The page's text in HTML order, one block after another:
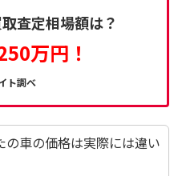
査定相場額は？
万円！
ト調べ
の車の価格は実際には違い